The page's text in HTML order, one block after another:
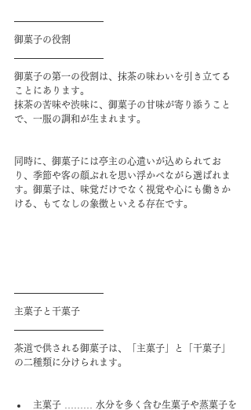
御菓子の役割
御菓子の第一の役割は、抹茶の味わいを引き立てる
ことにあります。
抹茶の苦味や渋味に、御菓子の甘味が寄り添うこと
で、一服の調和が生まれます。
同時に、御菓子には亭主の心遣いが込められてお
り、季節や客の顔ぶれを思い浮かべながら選ばれま
す。御菓子は、味覚だけでなく視覚や心にも働きか
ける、もてなしの象徴といえる存在です。
主菓子と干菓子
茶道で供される御菓子は、「主菓子」と「干菓子」
の二種類に分けられます。
主菓子 ……… 水分を多く含む生菓子や蒸菓子を